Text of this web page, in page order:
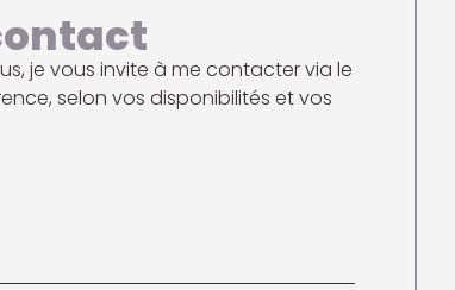
je vous invite à me contacter via le
selon vos disponibilités et vos